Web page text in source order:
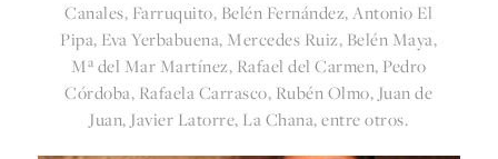
Canales, Farruquito, Belén Fernández, Antonio El
Pipa, Eva Yerbabuena, Mercedes Ruiz, Belén Maya,
Mª del Mar Martínez, Rafael del Carmen, Pedro
Córdoba, Rafaela Carrasco, Rubén Olmo, Juan de
Juan, Javier Latorre, La Chana, entre otros.